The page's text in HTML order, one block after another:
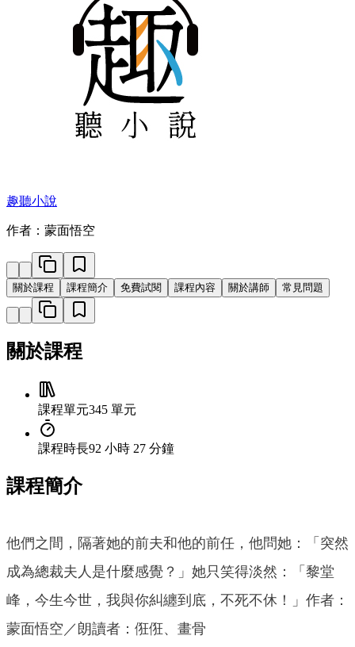
趣聽小說
作者：蒙面悟空
關於課程 課程簡介 免費試閱 課程內容 關於講師 常見問題
關於課程
課程單元345 單元
課程時長92 小時 27 分鐘
課程簡介
他們之間，隔著她的前夫和他的前任，他問她：「突然
成為總裁夫人是什麼感覺？」她只笑得淡然：「黎堂
峰，今生今世，我與你糾纏到底，不死不休！」作者：
蒙面悟空／朗讀者：俇俇、畫骨